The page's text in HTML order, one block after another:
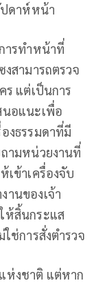
ปดาห์หน้า
ารทำหน้าที่
สามารถตรวจ
ร แต่เป็นการ
นอแนะเพื่อ
งธรรมดาที่มี
ามหน่วยงานที่
เข้าเครื่องจับ
านของเจ้า
ห้สิ้นกระแส
ช่การสั่งตำรวจ
ห่งชาติ แต่หาก